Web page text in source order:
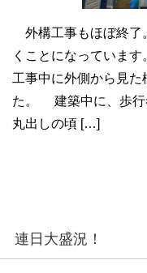
外構工事もほぼ終了
くことになっていま
工事中に外側から見
た。 建築中に、歩行
丸出しの頃 […]
連日大盛況！